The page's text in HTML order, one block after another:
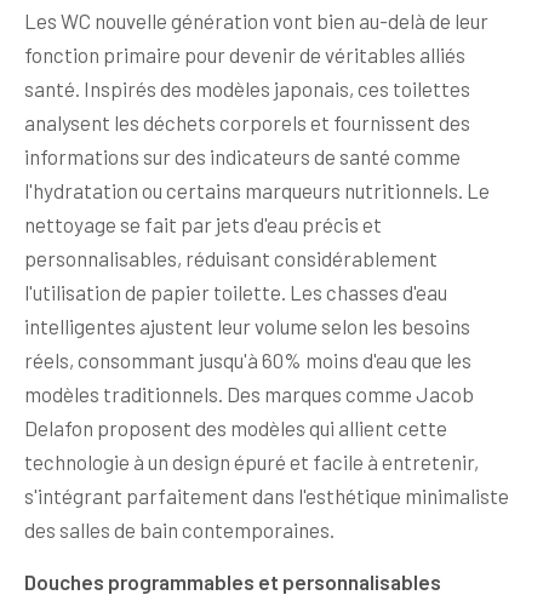
Les WC nouvelle génération vont bien au-delà de leur
fonction primaire pour devenir de véritables alliés
santé. Inspirés des modèles japonais, ces toilettes
analysent les déchets corporels et fournissent des
informations sur des indicateurs de santé comme
l'hydratation ou certains marqueurs nutritionnels. Le
nettoyage se fait par jets d'eau précis et
personnalisables, réduisant considérablement
l'utilisation de papier toilette. Les chasses d'eau
intelligentes ajustent leur volume selon les besoins
réels, consommant jusqu'à 60% moins d'eau que les
modèles traditionnels. Des marques comme Jacob
Delafon proposent des modèles qui allient cette
technologie à un design épuré et facile à entretenir,
s'intégrant parfaitement dans l'esthétique minimaliste
des salles de bain contemporaines.
Douches programmables et personnalisables